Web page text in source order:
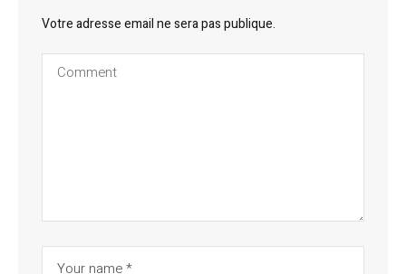
Votre adresse email ne sera pas publique.